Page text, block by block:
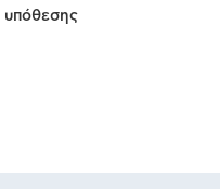
υπόθεσης